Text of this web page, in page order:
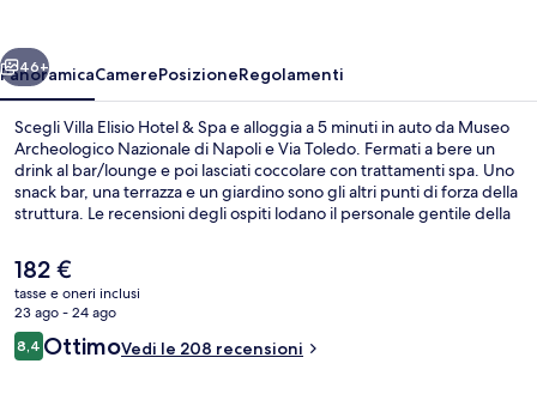
Avanti
46+
PanoramicaCamerePosizioneRegolamenti
Scegli Villa Elisio Hotel & Spa e alloggia a 5 minuti in auto da Museo
Archeologico Nazionale di Napoli e Via Toledo. Fermati a bere un
drink al bar/lounge e poi lasciati coccolare con trattamenti spa. Uno
snack bar, una terrazza e un giardino sono gli altri punti di forza della
struttura. Le recensioni degli ospiti lodano il personale gentile della
metro di Materdei è a 14 min e Stazione metro di Piazza Cavour a 14
min a piedi.
Il
prezzo
attuale
è
182 €
182 €
tasse e oneri inclusi
23 ago - 24 ago
Recensioni
8,48,4 su 10
OttimoVedi le 208 recensioni